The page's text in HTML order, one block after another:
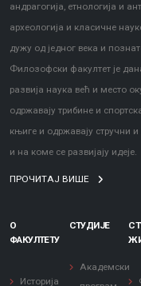
андрагогија, етнологија и
археологија и класичне
дужу од једног века и
Филозофски факултет је
развија наука већ и место
одржавају трибине и
књиге и одржавају стручни
и на коме се развијају идеје.
ПРОЧИТАЈ ВИШЕ
О
ФАКУЛТЕТУ
Историја
СТУДИЈЕ
Академски